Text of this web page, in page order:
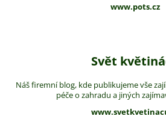
www.pots.cz
Svět
Náš firemní blog, kde publikujeme vše
péče o zahradu a jiných